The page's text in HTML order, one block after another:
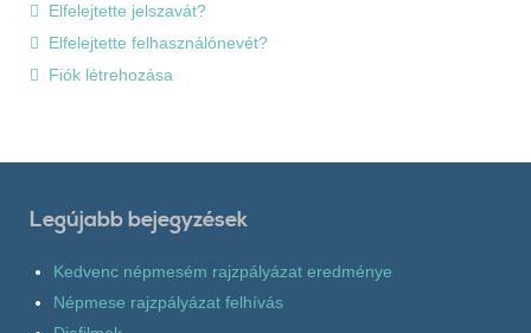
Elfelejtette jelszavát?
Elfelejtette felhasználónevét?
Fiók létrehozása
Legújabb bejegyzések
Kedvenc népmesém rajzpályázat eredménye
Népmese rajzpályázat felhívás